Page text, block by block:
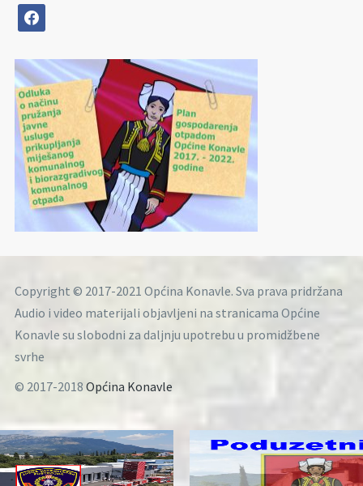
facebook
Copyright © 2017-2021 Općina Konavle. Sva prava pridržana
Audio i video materijali objavljeni na stranicama Općine
Konavle su slobodni za daljnju upotrebu u promidžbene
svrhe
© 2017-2018 Općina Konavle